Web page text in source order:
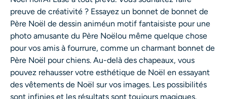
preuve de créativité ? Essayez un bonnet de bonnet de
Père Noël de dessin animéun motif fantaisiste pour une
photo amusante du Père Noëlou même quelque chose
pour vos amis à fourrure, comme un charmant bonnet de
Père Noël pour chiens. Au-delà des chapeaux, vous
pouvez rehausser votre esthétique de Noël en essayant
des vêtements de Noël sur vos images. Les possibilités
sont infinies et les résultats sont toujours magiques.